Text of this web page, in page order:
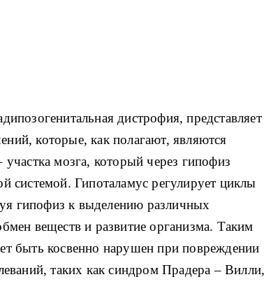
дистрофия, представляет
которые, как полагают, являются
мозга, который через гипофиз
системой. Гипоталамус регулирует циклы
гипофиз к выделению различных
веществ и развитие организма. Таким
быть косвенно нарушен при повреждении
таких как синдром Прадера –